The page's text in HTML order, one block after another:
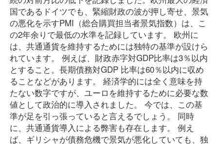
国であるドイツでも、緊縮財政の波が押し寄せ、景気
の悪化を示すPMI（総合購買担当者景気指数）は、こ
の2年余りで最低の水準を記録しています。 欧州に
は、共通通貨を維持するためには独特の基準が設けら
れています。 例えば、財政赤字対GDP比率は3％以内
とすること。長期債務対GDP 比率は60％以内に収め
ることなどがあります。 経済学的には全く意味を持
たない数字ですが、ユーロを維持するために必要な数
値として政治的に導入されました。 今では、この基
準が足を引っ張っていると言えるでしょう。 同時
に、共通通貨導入による弊害も存在します。 例え
ば、ギリシャが債務危機で景気が悪化していても、独